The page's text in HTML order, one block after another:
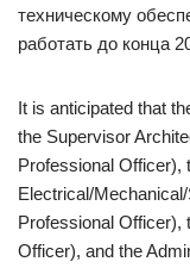
техническому
работать до конца
It is anticipated that
the Supervisor
Professional
Electrical/
Professional Officer),
Officer), and the